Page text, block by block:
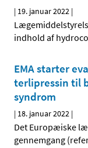
| 19. januar 2022 |
indhold af
EMA starter
terlipressin til
syndrom
| 18. januar 2022 |
Det Europæiske
gennemgang